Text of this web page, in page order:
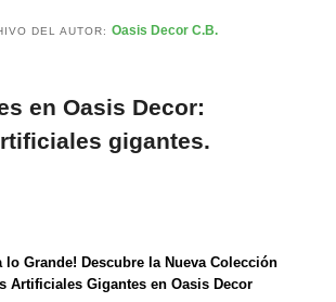
DEL AUTOR: Oasis Decor C.B.
en Oasis Decor:
gigantes.
lo Grande! Descubre la Nueva Colección
Artificiales Gigantes en Oasis Decor